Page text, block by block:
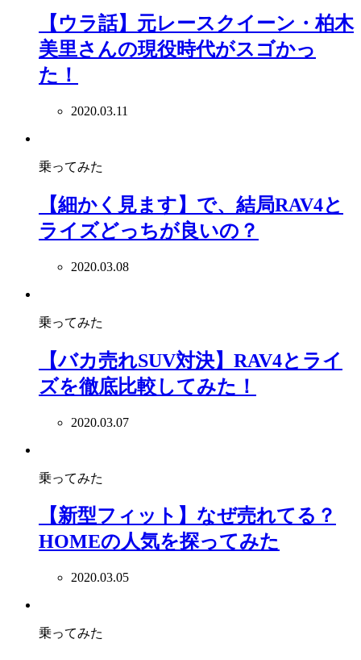
【ウラ話】元レースクイーン・柏木
美里さんの現役時代がスゴかっ
た！
2020.03.11
乗ってみた
【細かく見ます】で、結局RAV4と
ライズどっちが良いの？
2020.03.08
乗ってみた
【バカ売れSUV対決】RAV4とライ
ズを徹底比較してみた！
2020.03.07
乗ってみた
【新型フィット】なぜ売れてる？
HOMEの人気を探ってみた
2020.03.05
乗ってみた